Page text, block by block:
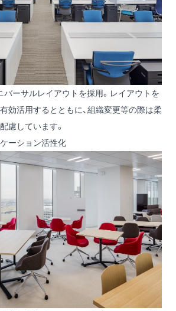
バーサルレイアウトを採用。レイアウトを
効活用するとともに、組織変更等の際は柔
慮しています。
ーション活性化